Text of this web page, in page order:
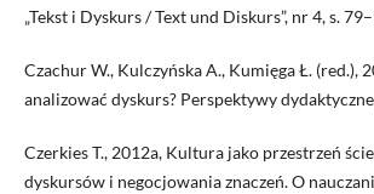
„Tekst i Dyskurs / Text und Diskurs”, nr 4, s.
Czachur W., Kulczyńska A., Kumięga Ł. (red.),
analizować dyskurs? Perspektywy
Czerkies T., 2012a, Kultura jako przestrzeń
dyskursów i negocjowania znaczeń. O